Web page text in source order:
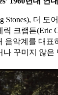
Stones), 더 도
릭 크랩튼(Eric
음악계를 대
꾸미지 않은